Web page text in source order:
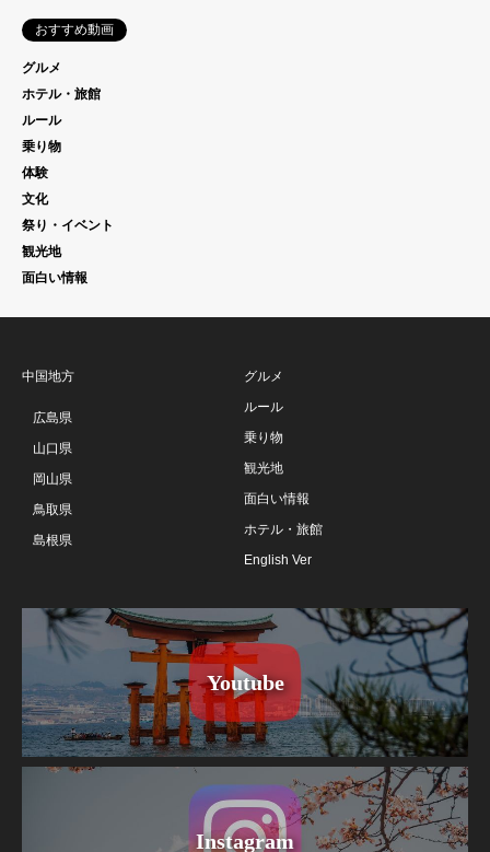
おすすめ動画
グルメ
ホテル・旅館
ルール
乗り物
体験
文化
祭り・イベント
観光地
面白い情報
中国地方
広島県
山口県
岡山県
鳥取県
島根県
グルメ
ルール
乗り物
観光地
面白い情報
ホテル・旅館
English Ver
Youtube
Instagram